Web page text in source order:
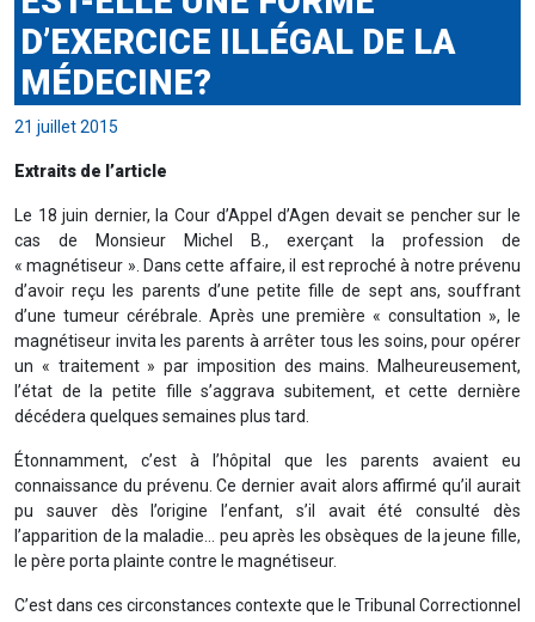
D’EXERCICE ILLÉGAL DE LA
MÉDECINE?
21 juillet 2015
Extraits de l’article
Le 18 juin dernier, la Cour d’Appel d’Agen devait se pencher sur le
cas de Monsieur Michel B., exerçant la profession de
« magnétiseur ». Dans cette affaire, il est reproché à notre prévenu
d’avoir reçu les parents d’une petite fille de sept ans, souffrant
d’une tumeur cérébrale. Après une première « consultation », le
magnétiseur invita les parents à arrêter tous les soins, pour opérer
un « traitement » par imposition des mains. Malheureusement,
l’état de la petite fille s’aggrava subitement, et cette dernière
décédera quelques semaines plus tard.
Étonnamment, c’est à l’hôpital que les parents avaient eu
connaissance du prévenu. Ce dernier avait alors affirmé qu’il aurait
pu sauver dès l’origine l’enfant, s’il avait été consulté dès
l’apparition de la maladie… peu après les obsèques de la jeune fille,
le père porta plainte contre le magnétiseur.
C’est dans ces circonstances contexte que le Tribunal Correctionnel